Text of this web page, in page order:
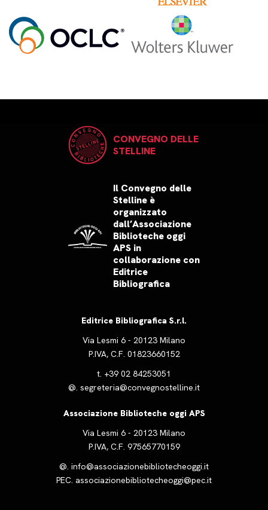
CONVEGNO DELLE
STELLINE
Il Convegno delle
Stelline è
organizzato
dall’Associazione
Biblioteche oggi
APS in
collaborazione con
Editrice
Bibliografica
Editrice Bibliografica S.r.l.
Via Lesmi 6 - 20123 Milano
P.IVA, C.F. 01823660152
t. +39 02 84253051
@. segreteria@convegnostelline.it
Associazione Biblioteche oggi APS
Via Lesmi 6 - 20123 Milano
P.IVA, C.F. 97565770159
@. info@associazionebibliotecheoggi.it
PEC. associazionebibliotecheoggi@pec.it